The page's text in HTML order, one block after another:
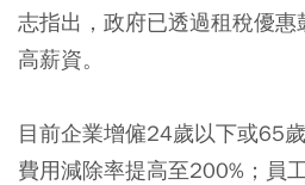
志指出，政府已透過租稅優
高薪資。
目前企業增僱24歲以下或65
費用減除率提高至200%；員